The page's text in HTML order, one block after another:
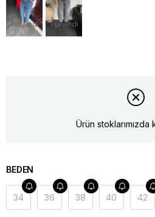
Tükendi Tükendi
Ürün stoklarımızda
BEDEN
34 36 38 40 42